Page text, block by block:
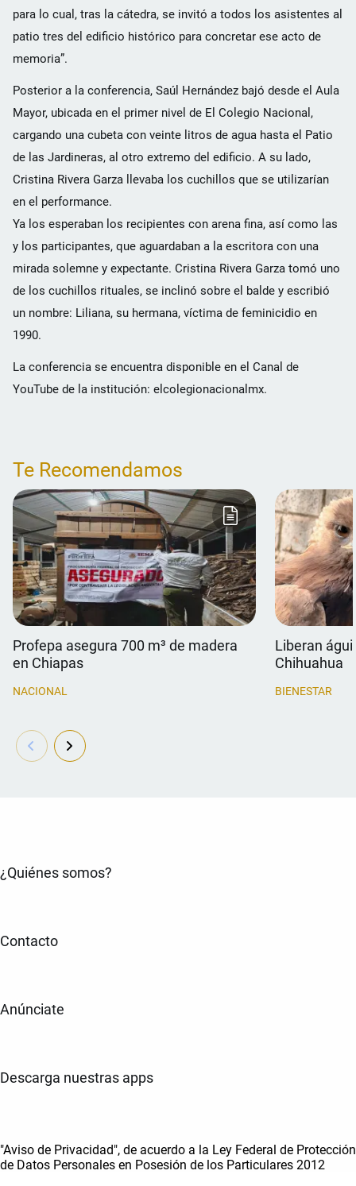
para lo cual, tras la cátedra, se invitó a todos los asistentes al
patio tres del edificio histórico para concretar ese acto de
memoria”.
Posterior a la conferencia, Saúl Hernández bajó desde el Aula
Mayor, ubicada en el primer nivel de El Colegio Nacional,
cargando una cubeta con veinte litros de agua hasta el Patio
de las Jardineras, al otro extremo del edificio. A su lado,
Cristina Rivera Garza llevaba los cuchillos que se utilizarían
en el performance.
Ya los esperaban los recipientes con arena fina, así como las
y los participantes, que aguardaban a la escritora con una
mirada solemne y expectante. Cristina Rivera Garza tomó uno
de los cuchillos rituales, se inclinó sobre el balde y escribió
un nombre: Liliana, su hermana, víctima de feminicidio en
1990.
La conferencia se encuentra disponible en el Canal de
YouTube de la institución: elcolegionacionalmx.
Te Recomendamos
Profepa asegura 700 m³ de madera
en Chiapas
NACIONAL
Liberan
Chihuahua
BIENESTAR
¿Quiénes somos?
Contacto
Anúnciate
Descarga nuestras apps
"Aviso de Privacidad", de acuerdo a la Ley Federal de Protección
de Datos Personales en Posesión de los Particulares 2012